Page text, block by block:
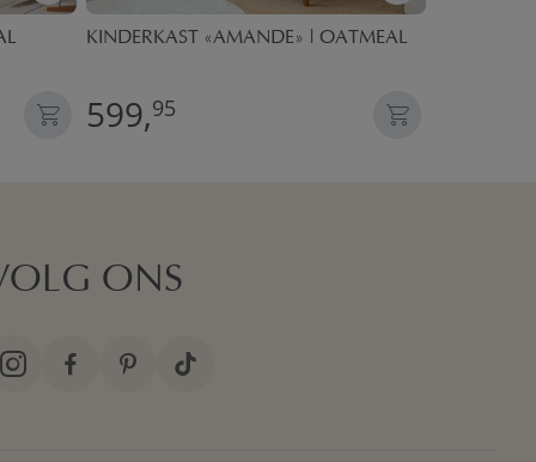
KINDERKAST «AMANDE» | OATMEAL
599,95
ONS